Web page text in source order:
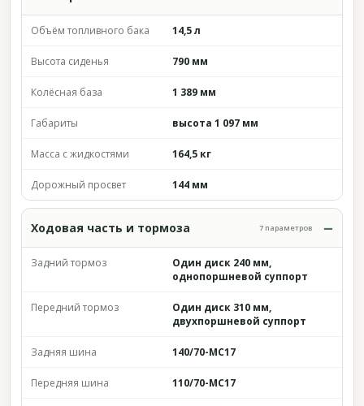
Объём топливного бака 14,5 л
Высота сиденья 790 мм
Колёсная база 1 389 мм
Габариты высота 1 097 мм
Масса с жидкостями 164,5 кг
Дорожный просвет 144 мм
Ходовая часть и тормоза 7 параметров
Задний тормоз
Один диск 240 мм,
однопоршневой суппорт
Передний тормоз
Один диск 310 мм,
двухпоршневой суппорт
Задняя шина 140/70-MC17
Передняя шина 110/70-MC17